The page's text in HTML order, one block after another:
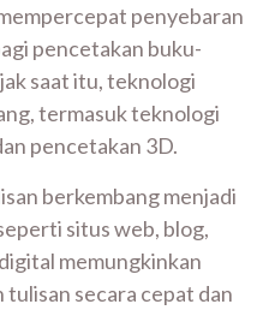
penyebaran
pencetakan buku-
saat itu, teknologi
termasuk teknologi
pencetakan 3D.
berkembang menjadi
situs web, blog,
memungkinkan
secara cepat dan